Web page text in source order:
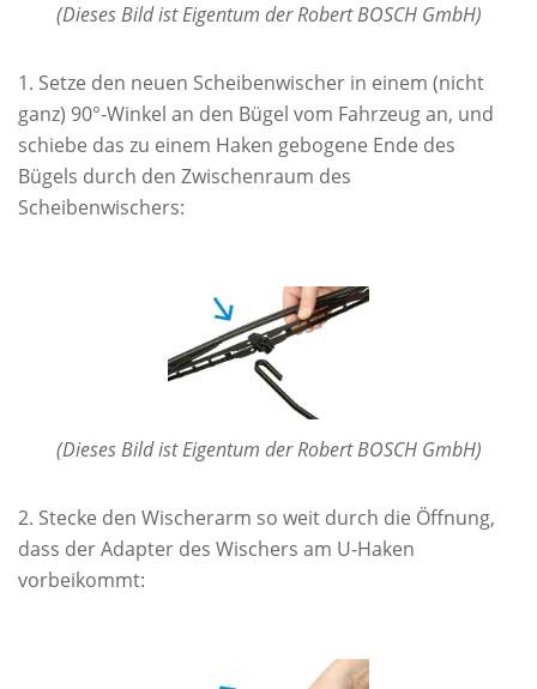
(Dieses Bild ist Eigentum der Robert BOSCH GmbH)
Setze den neuen Scheibenwischer in einem (nicht
ganz) 90°-Winkel an den Bügel vom Fahrzeug an, und
schiebe das zu einem Haken gebogene Ende des
Bügels durch den Zwischenraum des
Scheibenwischers:
(Dieses Bild ist Eigentum der Robert BOSCH GmbH)
Stecke den Wischerarm so weit durch die Öffnung,
dass der Adapter des Wischers am U-Haken
vorbeikommt: